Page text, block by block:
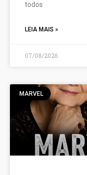
todos
LEIA MAIS »
07/08/2026
MARVEL